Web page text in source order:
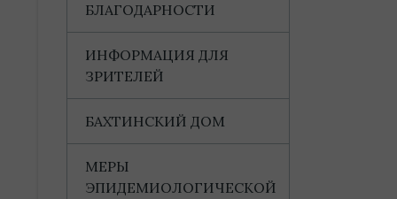
БЛАГОДАРНОСТИ
ИНФОРМАЦИЯ ДЛЯ
ЗРИТЕЛЕЙ
БАХТИНСКИЙ ДОМ
МЕРЫ
ЭПИДЕМИОЛОГИЧЕСКОЙ